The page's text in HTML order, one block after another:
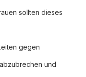
sollten dieses
gegen
und